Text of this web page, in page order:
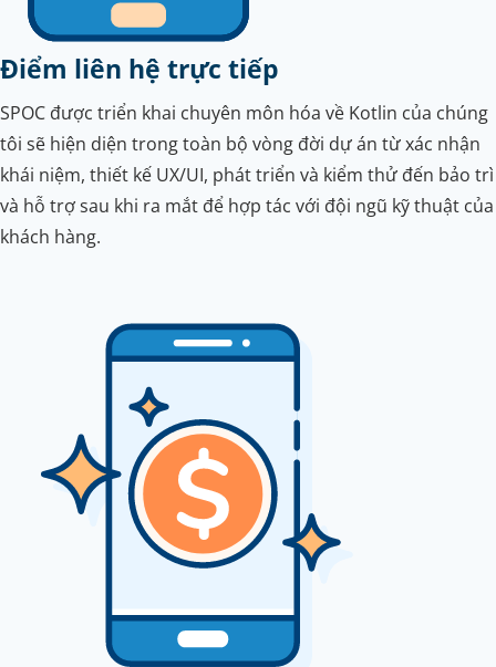
Điểm liên hệ trực tiếp
SPOC được triển khai chuyên môn hóa về Kotlin của chúng
tôi sẽ hiện diện trong toàn bộ vòng đời dự án từ xác nhận
khái niệm, thiết kế UX/UI, phát triển và kiểm thử đến bảo trì
và hỗ trợ sau khi ra mắt để hợp tác với đội ngũ kỹ thuật của
khách hàng.